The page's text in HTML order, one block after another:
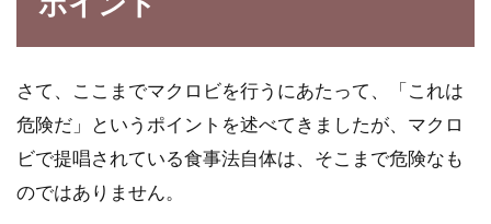
さて、ここまでマクロビを行うにあたって、「これは
危険だ」というポイントを述べてきましたが、マクロ
ビで提唱されている食事法自体は、そこまで危険なも
のではありません。